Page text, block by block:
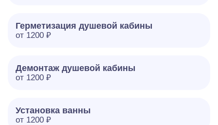
Герметизация душевой кабины
от 1200 ₽
Демонтаж душевой кабины
от 1200 ₽
Установка ванны
от 1200 ₽